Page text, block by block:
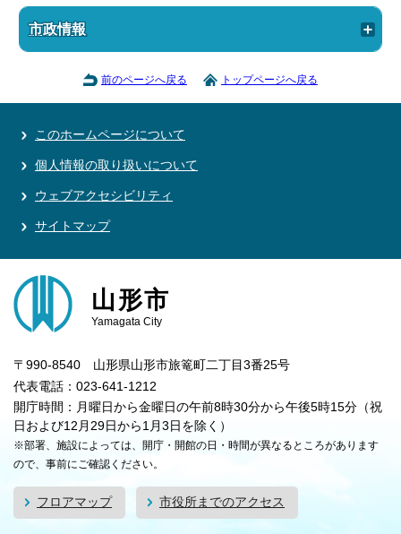
市政情報
前のページへ戻る トップページへ戻る
このホームページについて
個人情報の取り扱いについて
ウェブアクセシビリティ
サイトマップ
山形市
Yamagata City
〒990-8540 山形県山形市旅篭町二丁目3番25号
代表電話：023-641-1212
開庁時間：月曜日から金曜日の午前8時30分から午後5時15分（祝
日および12月29日から1月3日を除く）
※部署、施設によっては、開庁・開館の日・時間が異なるところがあります
ので、事前にご確認ください。
フロアマップ 市役所までのアクセス